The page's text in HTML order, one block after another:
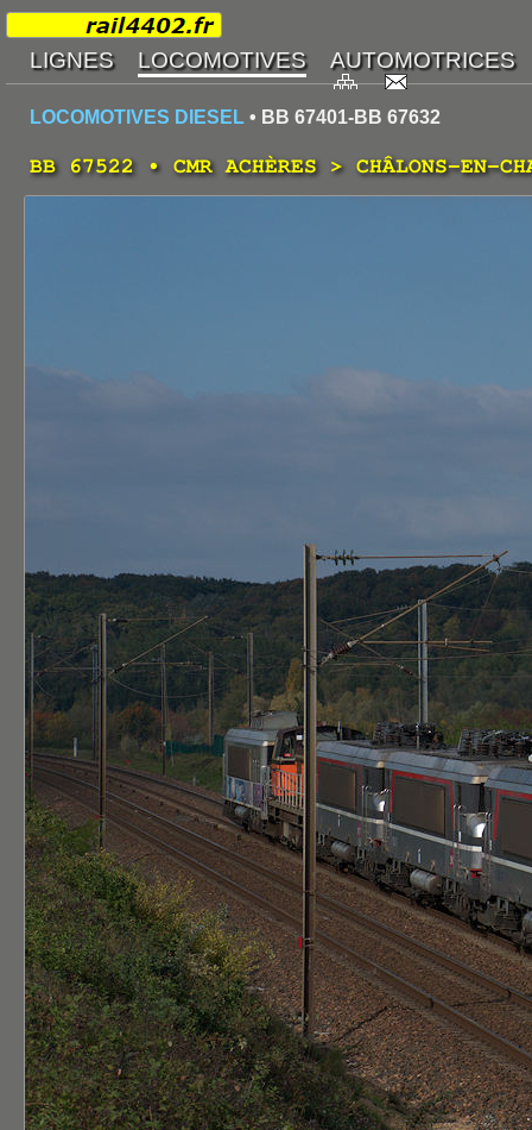
LOCOMOTIVES DIESEL • BB 67401-BB 67632
BB 67522 • CMR ACHÈRES > CHÂLONS-EN-